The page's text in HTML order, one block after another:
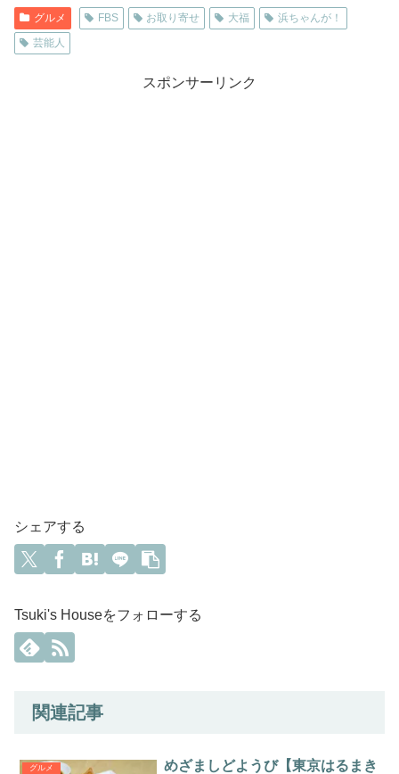
グルメ FBS お取り寄せ 大福
浜ちゃんが！
芸能人
スポンサーリンク
シェアする
Tsuki's Houseをフォローする
関連記事
グルメ
めざましどようび【東京はるまき